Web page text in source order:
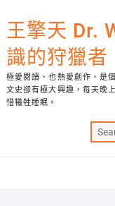
to
content
王擎天 Dr.
識的狩獵者
極愛閱讀、也熱愛創作，是
文史卻有極大興趣，每天晚
惜犧牲睡眠。